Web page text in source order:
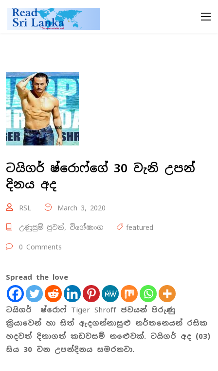
ටයිගර් ෂ්රොෆ්ගේ 30 වැනි උපන්
දිනය අද
RSL March 3, 2020
උණුසුම් පුවත්, විශේෂාංග featured
0 Comments
Spread the love
ටයිගර් ෂ්රොෆ් Tiger Shroff ජවයන් පිරුණු
ක්‍රියාවෙන් හා සිත් ඇදගන්නාසුළු නර්තනෙයන් රසික
හදවත් දිනාගත් කඩවසම් නළුෙවක්. ටයිගර් අද (03)
සිය 30 වන උපන්දිනය සමරනවා.